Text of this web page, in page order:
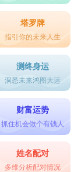
塔罗牌
指引你的未来人生
测终身运
洞悉未来鸿图大运
财富运势
抓住机会做个有钱人
姓名配对
多维分析配对情况